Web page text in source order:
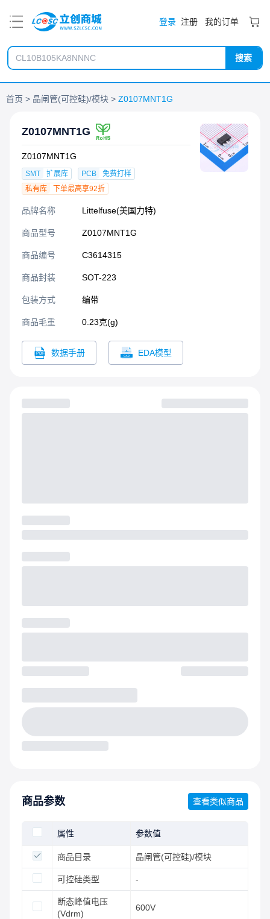
登录 注册 我的订单
搜索
首页 晶闸管(可控硅)/模块 Z0107MNT1G
Z0107MNT1G
Z0107MNT1G
SMT 扩展库 PCB
免费打样
私有库
下单最高享92折
品牌名称 Littelfuse(美国力特)
商品型号 Z0107MNT1G
商品编号 C3614315
商品封装 SOT-223​
包装方式 编带
商品毛重 0.23克(g)
数据手册 EDA模型
商品参数 查看类似商品
属性 参数值
商品目录 晶闸管(可控硅)/模块
可控硅类型 -
断态峰值电压
(Vdrm)
600V